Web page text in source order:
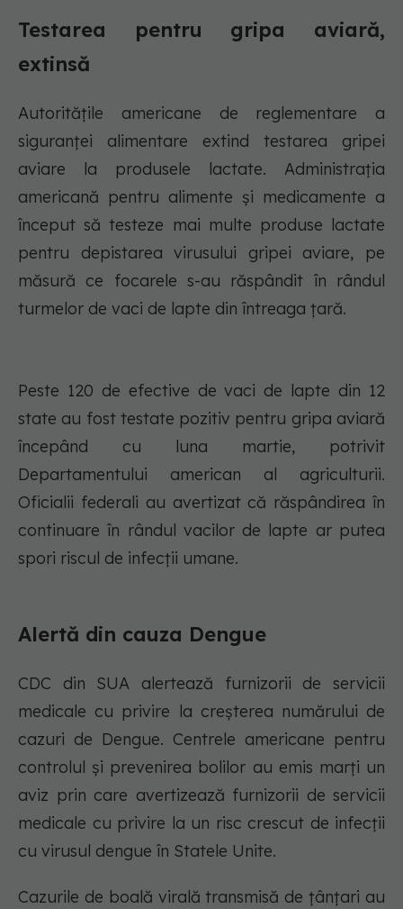
Testarea pentru gripa aviară,
extinsă
Autoritățile americane de reglementare a
siguranței alimentare extind testarea gripei
aviare la produsele lactate. Administrația
americană pentru alimente și medicamente a
început să testeze mai multe produse lactate
pentru depistarea virusului gripei aviare, pe
măsură ce focarele s-au răspândit în rândul
turmelor de vaci de lapte din întreaga țară.
Peste 120 de efective de vaci de lapte din 12
state au fost testate pozitiv pentru gripa aviară
începând cu luna martie, potrivit
Departamentului american al agriculturii.
Oficialii federali au avertizat că răspândirea în
continuare în rândul vacilor de lapte ar putea
spori riscul de infecții umane.
Alertă din cauza Dengue
CDC din SUA alertează furnizorii de servicii
medicale cu privire la creșterea numărului de
cazuri de Dengue. Centrele americane pentru
controlul și prevenirea bolilor au emis marți un
aviz prin care avertizează furnizorii de servicii
medicale cu privire la un risc crescut de infecții
cu virusul dengue în Statele Unite.
Cazurile de boală virală transmisă de țânțari au